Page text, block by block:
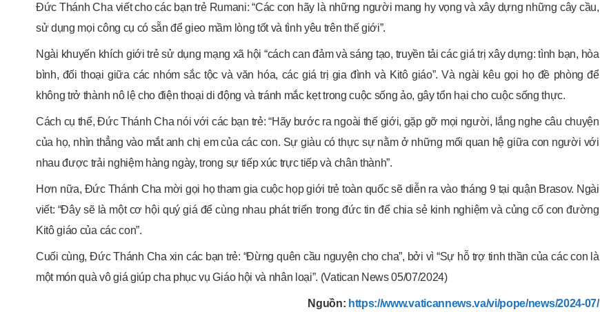
Đức Thánh Cha viết cho các bạn trẻ Rumani: “Các con hãy là những người mang hy vọng và xây dựng những cây cầu,
sử dụng mọi công cụ có sẵn để gieo mầm lòng tốt và tình yêu trên thế giới”.
Ngài khuyến khích giới trẻ sử dụng mạng xã hội “cách can đảm và sáng tạo, truyền tải các giá trị xây dựng: tình bạn, hòa
bình, đối thoại giữa các nhóm sắc tộc và văn hóa, các giá trị gia đình và Kitô giáo”. Và ngài kêu gọi họ đề phòng để
không trở thành nô lệ cho điện thoại di động và tránh mắc kẹt trong cuộc sống ảo, gây tổn hại cho cuộc sống thực.
Cách cụ thể, Đức Thánh Cha nói với các bạn trẻ: “Hãy bước ra ngoài thế giới, gặp gỡ mọi người, lắng nghe câu chuyện
của họ, nhìn thẳng vào mắt anh chị em của các con. Sự giàu có thực sự nằm ở những mối quan hệ giữa con người với
nhau được trải nghiệm hàng ngày, trong sự tiếp xúc trực tiếp và chân thành”.
Hơn nữa, Đức Thánh Cha mời gọi họ tham gia cuộc họp giới trẻ toàn quốc sẽ diễn ra vào tháng 9 tại quận Brasov. Ngài
viết: “Đây sẽ là một cơ hội quý giá để cùng nhau phát triển trong đức tin để chia sẻ kinh nghiệm và củng cố con đường
Kitô giáo của các con”.
Cuối cùng, Đức Thánh Cha xin các bạn trẻ: “Đừng quên cầu nguyện cho cha”, bởi vì “Sự hỗ trợ tinh thần của các con là
một món quà vô giá giúp cha phục vụ Giáo hội và nhân loại”. (Vatican News 05/07/2024)
Nguồn: https://www.vaticannews.va/vi/pope/news/2024-07/